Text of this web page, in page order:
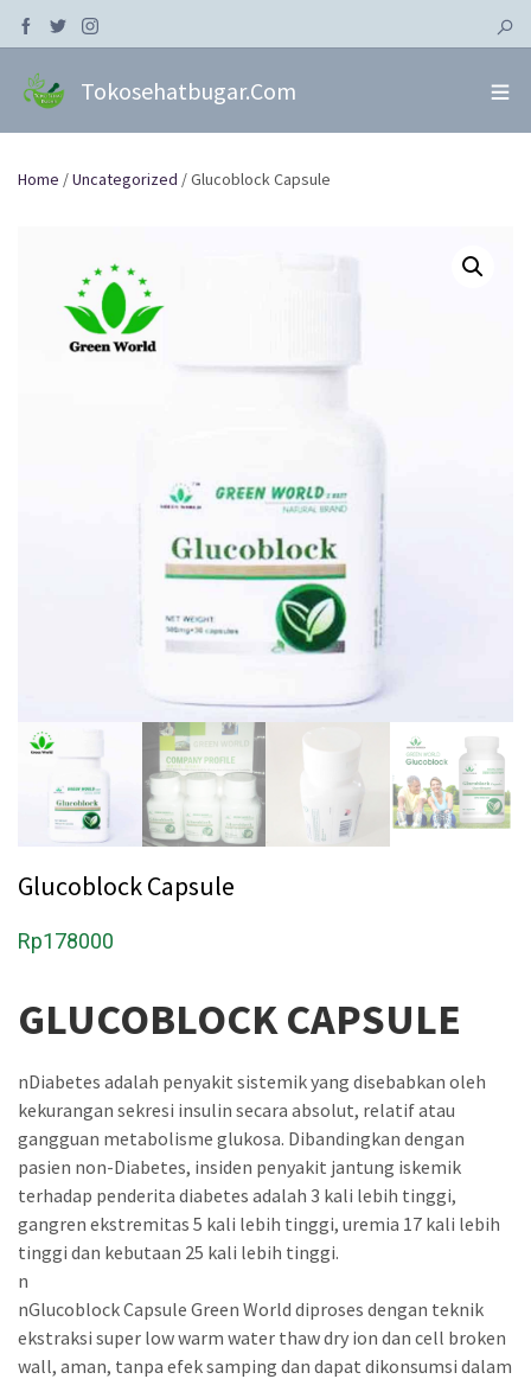
Tokosehatbugar.com
Home /Uncategorized / Glucoblock Capsule
Glucoblock Capsule
Rp178000
GLUCOBLOCK CAPSULE
nDiabetes adalah penyakit sistemik yang disebabkan oleh
kekurangan sekresi insulin secara absolut, relatif atau
gangguan metabolisme glukosa. Dibandingkan dengan
pasien non-Diabetes, insiden penyakit jantung iskemik
terhadap penderita diabetes adalah 3 kali lebih tinggi,
gangren ekstremitas 5 kali lebih tinggi, uremia 17 kali lebih
tinggi dan kebutaan 25 kali lebih tinggi.
n
nGlucoblock Capsule Green World diproses dengan teknik
ekstraksi super low warm water thaw dry ion dan cell broken
wall, aman, tanpa efek samping dan dapat dikonsumsi dalam